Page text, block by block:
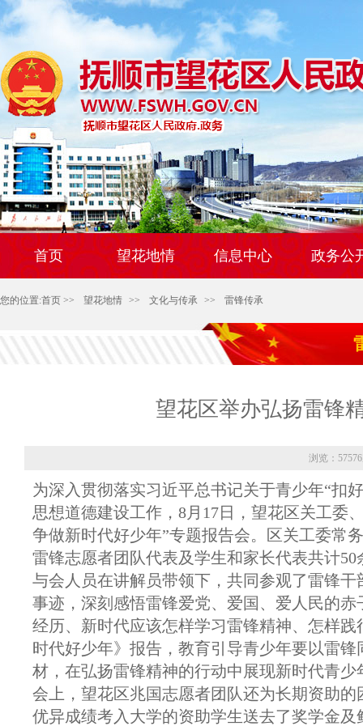
首页 望花地情 信息中心 政务公
您的位置:首页 >> 望花地情 >> 文化与传承 >> 雷锋传承
望花区举办弘扬雷锋
浏览：
为深入贯彻落实习近平总书记关于青少年“扣
思想道德建设工作，8月17日，望花区关工委
争做新时代好少年”专题报告会。区关工委常
雷锋志愿者团队代表及学生和家长代表共计50
与会人员在讲解员带领下，共同参观了雷锋
事迹，深刻感悟雷锋爱党、爱国、爱人民的
经历、新时代应该怎样学习雷锋精神、怎样
时代好少年》报告，教育引导青少年要以雷
材，在弘扬雷锋精神的行动中展现新时代青少
会上，望花区兆国志愿者团队还为长期资助
优异成绩考入大学的资助学生送去了奖学金及